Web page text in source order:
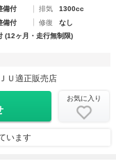
備付 排気
1300cc
備付 修復
なし
(12ヶ月・走行無制限)
Ｕ適正販売店
お気に入り
います